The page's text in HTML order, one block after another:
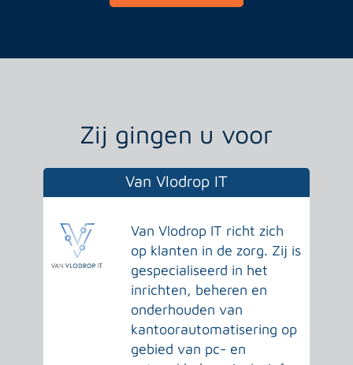
Zij gingen u voor
Van Vlodrop IT
Van Vlodrop IT richt zich
op klanten in de zorg. Zij is
gespecialiseerd in het
inrichten, beheren en
onderhouden van
kantoorautomatisering op
gebied van pc- en